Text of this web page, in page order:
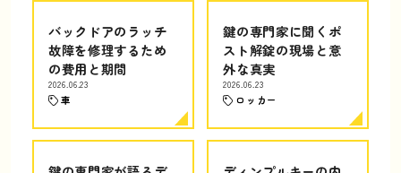
バックドアのラッチ
故障を修理するため
の費用と期間
2026.06.23
車
鍵の専門家に聞くポ
スト解錠の現場と意
外な真実
2026.06.23
ロッカー